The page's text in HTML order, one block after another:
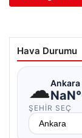
Hava Durumu
☁Ankara
ŞEHIR SEÇ